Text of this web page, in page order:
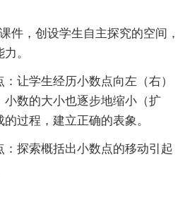
，创设学生自主探究的空间，
。
学生经历小数点向左（右）
数的大小也逐步地缩小（扩
过程，建立正确的表象。
探索概括出小数点的移动引起